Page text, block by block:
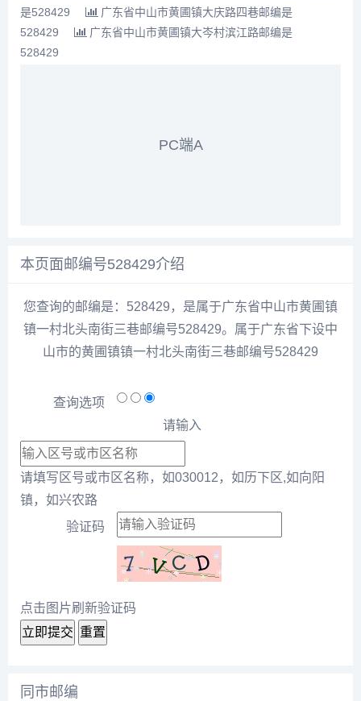
是528429
广东省中山市黄圃镇大庆路四巷邮编是
528429
广东省中山市黄圃镇大岑村滨江路邮编是
528429
PC端A
本页面邮编号528429介绍
您查询的邮编是：528429，是属于广东省中山市黄圃镇
镇一村北头南街三巷邮编号528429。属于广东省下设中
山市的黄圃镇镇一村北头南街三巷邮编号528429
查询选项
请输入
请填写区号或市区名称，如030012，如历下区,如向阳
镇，如兴农路
验证码
点击图片刷新验证码
立即提交 重置
同市邮编